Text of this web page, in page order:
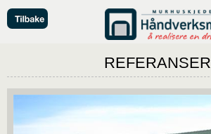
REFERANSER